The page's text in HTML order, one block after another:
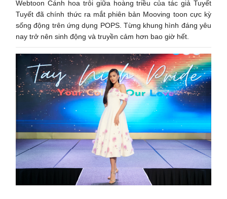
Webtoon Cánh hoa trôi giữa hoàng triều của tác giả Tuyết
Tuyết đã chính thức ra mắt phiên bản Mooving toon cực kỳ
sống động trên ứng dụng POPS. Từng khung hình đáng yêu
nay trở nên sinh động và truyền cảm hơn bao giờ hết.